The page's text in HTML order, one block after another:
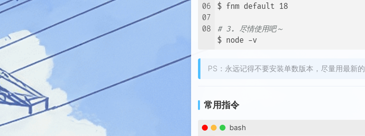
06
07
08
$ fnm default 18
# 3. 尽情使用吧～
$ node -v
PS：永远记得不要安装单数版本，尽量用最新的
常用指令
bash